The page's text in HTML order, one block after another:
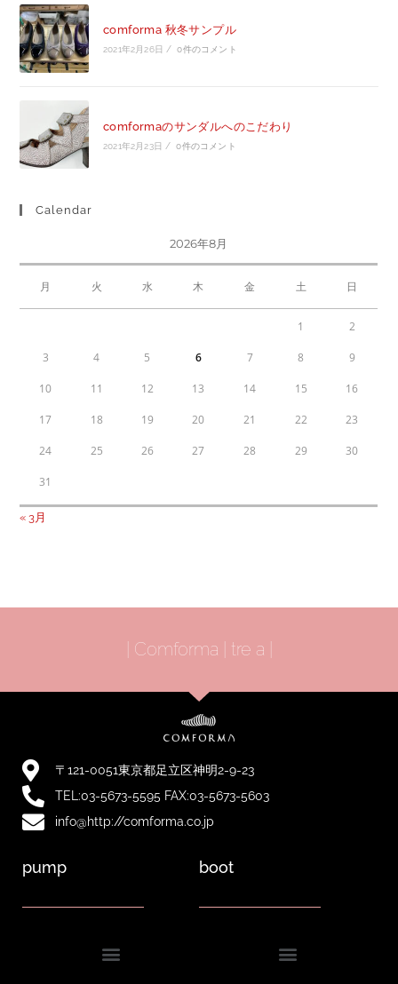
comforma 秋冬サンプル
2021年2月26日 / 0件のコメント
comformaのサンダルへのこだわり
2021年2月23日 / 0件のコメント
Calendar
2026年8月
月 火 水 木 金 土 日
1 2
3 4 5 6 7 8 9
10 11 12 13 14 15 16
17 18 19 20 21 22 23
24 25 26 27 28 29 30
31
« 3月
| Comforma | tre a |
〒121-0051東京都足立区神明2-9-23
TEL:03-5673-5595 FAX:03-5673-5603
info@http://comforma.co.jp
pump boot